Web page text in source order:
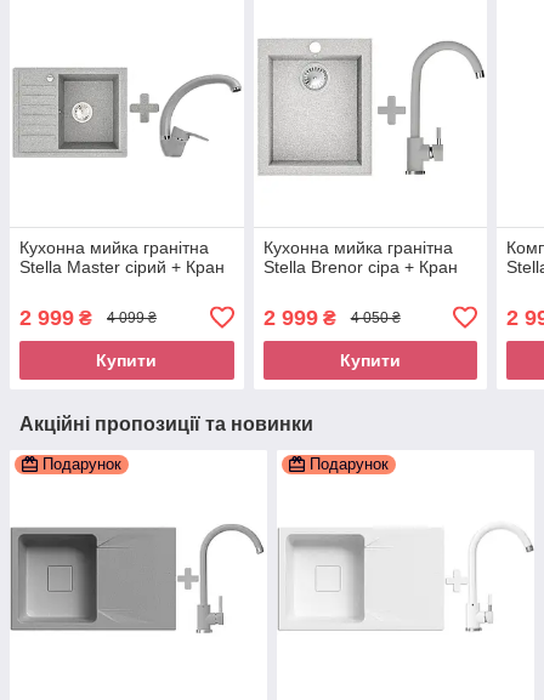
Кухонна мийка гранітна
Stella Master сірий + Кран
2 999 ₴ 4 099 ₴
Купити
Кухонна мийка гранітна
Stella Brenor сіра + Кран
2 999₴ 4 050 ₴
Купити
2
Акційні пропозиції та новинки
Подарунок Подарунок